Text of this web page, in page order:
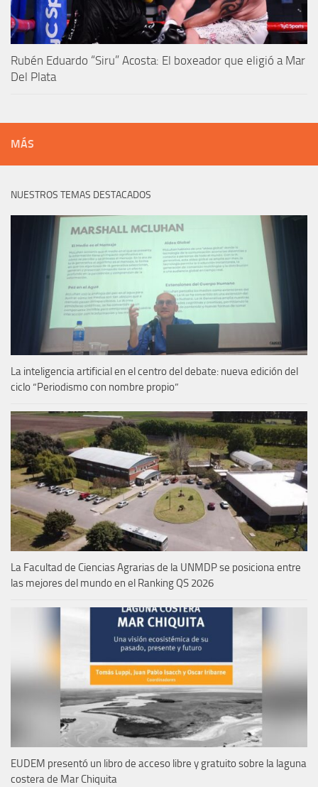
Rubén Eduardo “Siru” Acosta: El boxeador que eligió a Mar
Del Plata
MÁS
NUESTROS TEMAS DESTACADOS
La inteligencia artificial en el centro del debate: nueva edición del
ciclo “Periodismo con nombre propio”
La Facultad de Ciencias Agrarias de la UNMDP se posiciona entre
las mejores del mundo en el Ranking QS 2026
EUDEM presentó un libro de acceso libre y gratuito sobre la laguna
costera de Mar Chiquita